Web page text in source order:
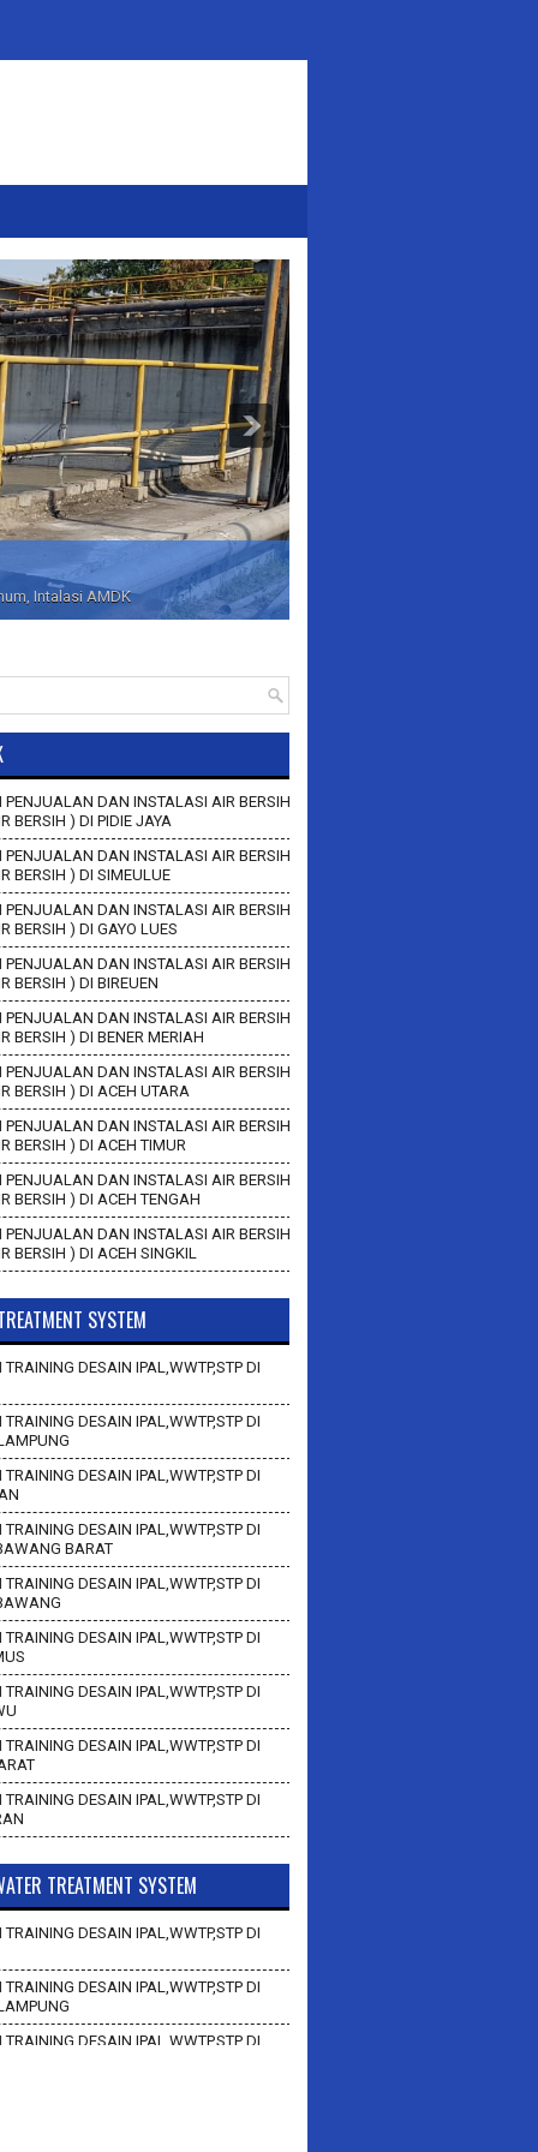
Intalasi AMDK
PENJUALAN DAN INSTALASI AIR BERSIH
BERSIH ) DI PIDIE JAYA
PENJUALAN DAN INSTALASI AIR BERSIH
BERSIH ) DI SIMEULUE
PENJUALAN DAN INSTALASI AIR BERSIH
BERSIH ) DI GAYO LUES
PENJUALAN DAN INSTALASI AIR BERSIH
BERSIH ) DI BIREUEN
PENJUALAN DAN INSTALASI AIR BERSIH
BERSIH ) DI BENER MERIAH
PENJUALAN DAN INSTALASI AIR BERSIH
BERSIH ) DI ACEH UTARA
PENJUALAN DAN INSTALASI AIR BERSIH
BERSIH ) DI ACEH TIMUR
PENJUALAN DAN INSTALASI AIR BERSIH
BERSIH ) DI ACEH TENGAH
PENJUALAN DAN INSTALASI AIR BERSIH
BERSIH ) DI ACEH SINGKIL
SYSTEM
TRAINING DESAIN IPAL,WWTP,STP DI
TRAINING DESAIN IPAL,WWTP,STP DI
TRAINING DESAIN IPAL,WWTP,STP DI
TRAINING DESAIN IPAL,WWTP,STP DI
BARAT
TRAINING DESAIN IPAL,WWTP,STP DI
TRAINING DESAIN IPAL,WWTP,STP DI
TRAINING DESAIN IPAL,WWTP,STP DI
TRAINING DESAIN IPAL,WWTP,STP DI
TRAINING DESAIN IPAL,WWTP,STP DI
TREATMENT SYSTEM
TRAINING DESAIN IPAL,WWTP,STP DI
TRAINING DESAIN IPAL,WWTP,STP DI
TRAINING DESAIN IPAL,WWTP,STP DI